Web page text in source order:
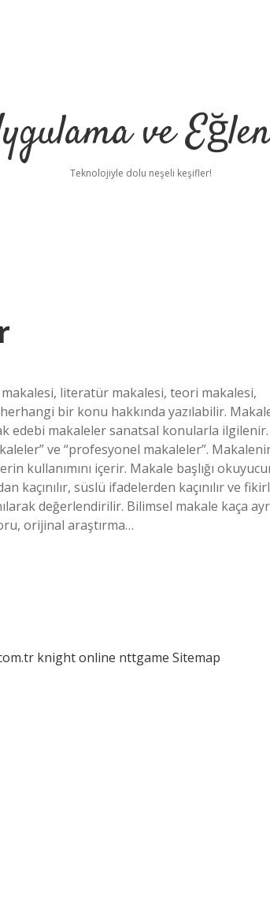
ve
Teknolojiyle dolu neşeli keşifler!
literatür makalesi, teori makalesi,
bir konu hakkında yazılabilir.
edebi makaleler sanatsal konularla ilgilenir.
ve “profesyonel makaleler”.
kullanımını içerir. Makale başlığı
kaçınılır, süslü ifadelerden kaçınılır ve
değerlendirilir. Bilimsel makale kaça
orijinal araştırma…
knight online nttgame Sitemap